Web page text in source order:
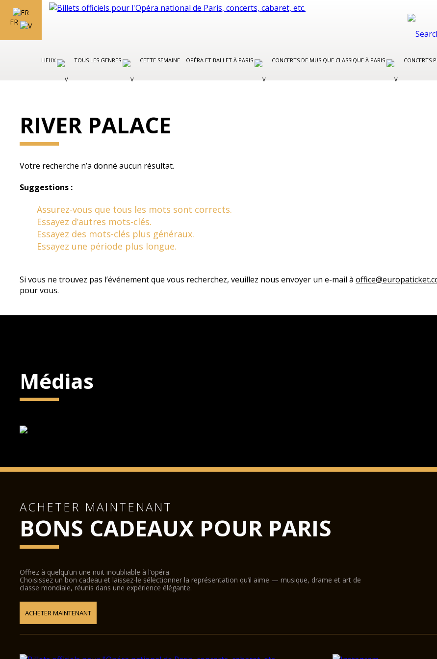
FR
LIEUX TOUS LES GENRES CETTE SEMAINE OPÉRA ET BALLET À PARIS CONCERTS DE MUSIQUE CLASSIQUE À PARIS CONCERTS
RIVER PALACE
Votre recherche n’a donné aucun résultat.
Suggestions :
Assurez-vous que tous les mots sont corrects.
Essayez d’autres mots-clés.
Essayez des mots-clés plus généraux.
Essayez une période plus longue.
Si vous ne trouvez pas l’événement que vous recherchez, veuillez nous envoyer un e-mail à
pour vous.
Médias
ACHETER MAINTENANT
BONS CADEAUX POUR PARIS
Offrez à quelqu’un une nuit inoubliable à l’opéra.
Choisissez un bon cadeau et laissez-le sélectionner la représentation qu’il aime — musique, drame et art de
classe mondiale, réunis dans une expérience élégante.
ACHETER MAINTENANT